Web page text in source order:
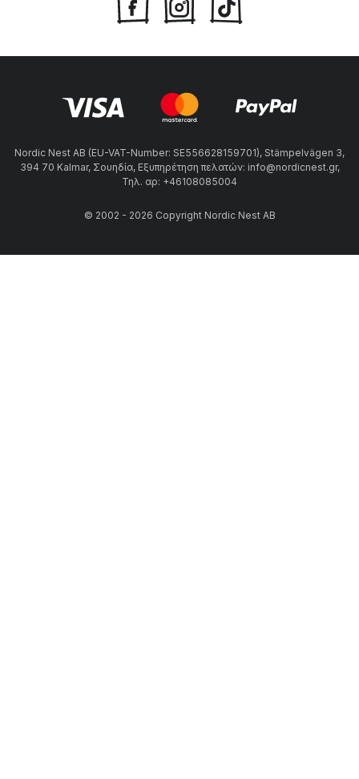
Nordic Nest AB (EU-VAT-Number: SE556628159701), Stämpelvägen 3,
394 70 Kalmar, Σουηδία, Εξυπηρέτηση πελατών: info@nordicnest.gr,
Τηλ. αρ: +46108085004
© 2002 - 2026 Copyright Nordic Nest AB